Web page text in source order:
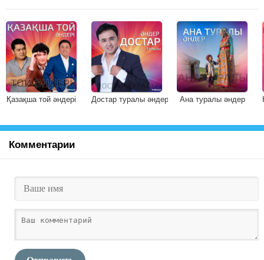
Қазақша той әндері Достар туралы әндер Ана туралы әндер
Комментарии